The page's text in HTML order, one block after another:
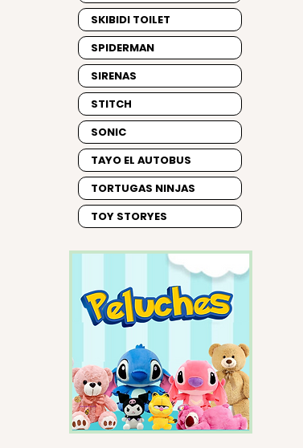
SKIBIDI TOILET
SPIDERMAN
SIRENAS
STITCH
SONIC
TAYO EL AUTOBUS
TORTUGAS NINJAS
TOY STORYES